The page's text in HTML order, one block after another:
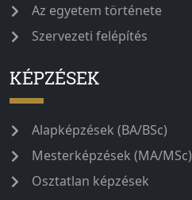
Az egyetem története
Szervezeti felépítés
KÉPZÉSEK
Alapképzések (BA/BSc)
Mesterképzések (MA/MSc)
Osztatlan képzések